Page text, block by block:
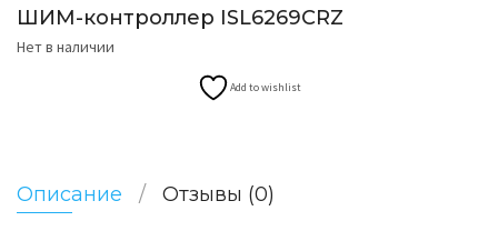
ШИМ-контроллер ISL6269CRZ
Нет в наличии
Add to wishlist
Описание Отзывы (0)